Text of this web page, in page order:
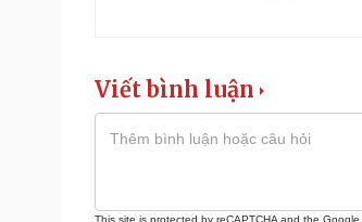
Viết bình luận
This site is protected by reCAPTCHA and the Google